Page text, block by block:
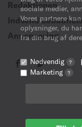
sociale medier,
Vores partnere
oplysninger, du
fra din brug af
Nødvendig ?
Marketing ?
Redaktionen
Indsend
Annoncering